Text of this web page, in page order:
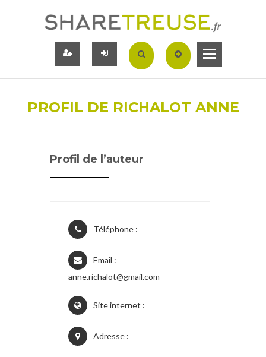
PROFIL DE RICHALOT ANNE
Profil de l’auteur
Téléphone :
Email :
anne.richalot@gmail.com
Site internet :
Adresse :